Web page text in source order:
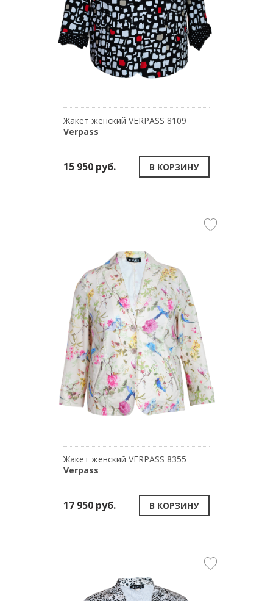
Жакет женский VERPASS 8109
Verpass
15 950 руб. В КОРЗИНУ
Жакет женский VERPASS 8355
Verpass
17 950 руб. В КОРЗИНУ